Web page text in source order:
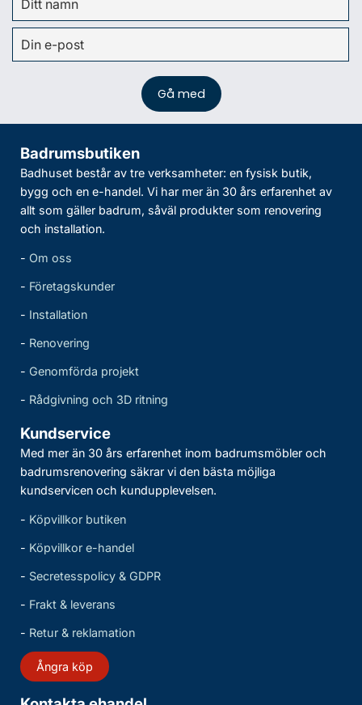
Badrumsbutiken
Badhuset består av tre verksamheter: en fysisk butik,
bygg och en e-handel. Vi har mer än 30 års erfarenhet av
allt som gäller badrum, såväl produkter som renovering
och installation.
- Om oss
- Företagskunder
- Installation
- Renovering
- Genomförda projekt
- Rådgivning och 3D ritning
Kundservice
Med mer än 30 års erfarenhet inom badrumsmöbler och
badrumsrenovering säkrar vi den bästa möjliga
kundservicen och kundupplevelsen.
- Köpvillkor butiken
- Köpvillkor e-handel
- Secretesspolicy & GDPR
- Frakt & leverans
- Retur & reklamation
Ångra köp